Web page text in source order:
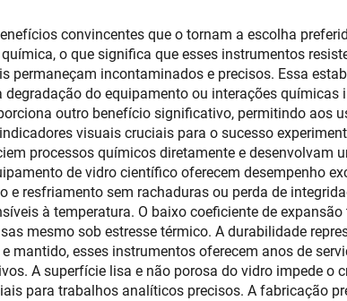
convincentes que o tornam a escolha
o que significa que esses instrumentos
permaneçam incontaminados e precisos. Essa
do equipamento ou interações
outro benefício significativo, permitindo aos
visuais cruciais para o sucesso
processos químicos diretamente e desenvolvam
de vidro científico oferecem desempenho
resfriamento sem rachaduras ou perda de
à temperatura. O baixo coeficiente de
mesmo sob estresse térmico. A durabilidade
mantido, esses instrumentos oferecem anos de
A superfície lisa e não porosa do vidro impede o
para trabalhos analíticos precisos. A fabricação